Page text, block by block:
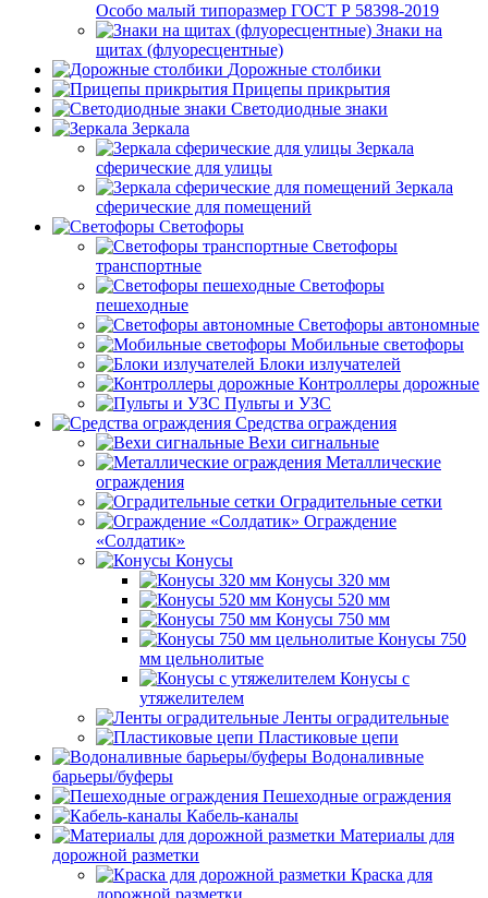
Особо малый типоразмер ГОСТ Р 58398-2019
Знаки на
щитах (флуоресцентные)
Дорожные столбики
Прицепы прикрытия
Светодиодные знаки
Зеркала
Зеркала
сферические для улицы
Зеркала
сферические для помещений
Светофоры
Светофоры
транспортные
Светофоры
пешеходные
Светофоры автономные
Мобильные светофоры
Блоки излучателей
Контроллеры дорожные
Пульты и УЗС
Средства ограждения
Вехи сигнальные
Металлические
ограждения
Оградительные сетки
Ограждение
«Солдатик»
Конусы
Конусы 320 мм
Конусы 520 мм
Конусы 750 мм
Конусы 750
мм цельнолитые
Конусы с
утяжелителем
Ленты оградительные
Пластиковые цепи
Водоналивные
барьеры/буферы
Пешеходные ограждения
Кабель-каналы
Материалы для
дорожной разметки
Краска для
дорожной разметки